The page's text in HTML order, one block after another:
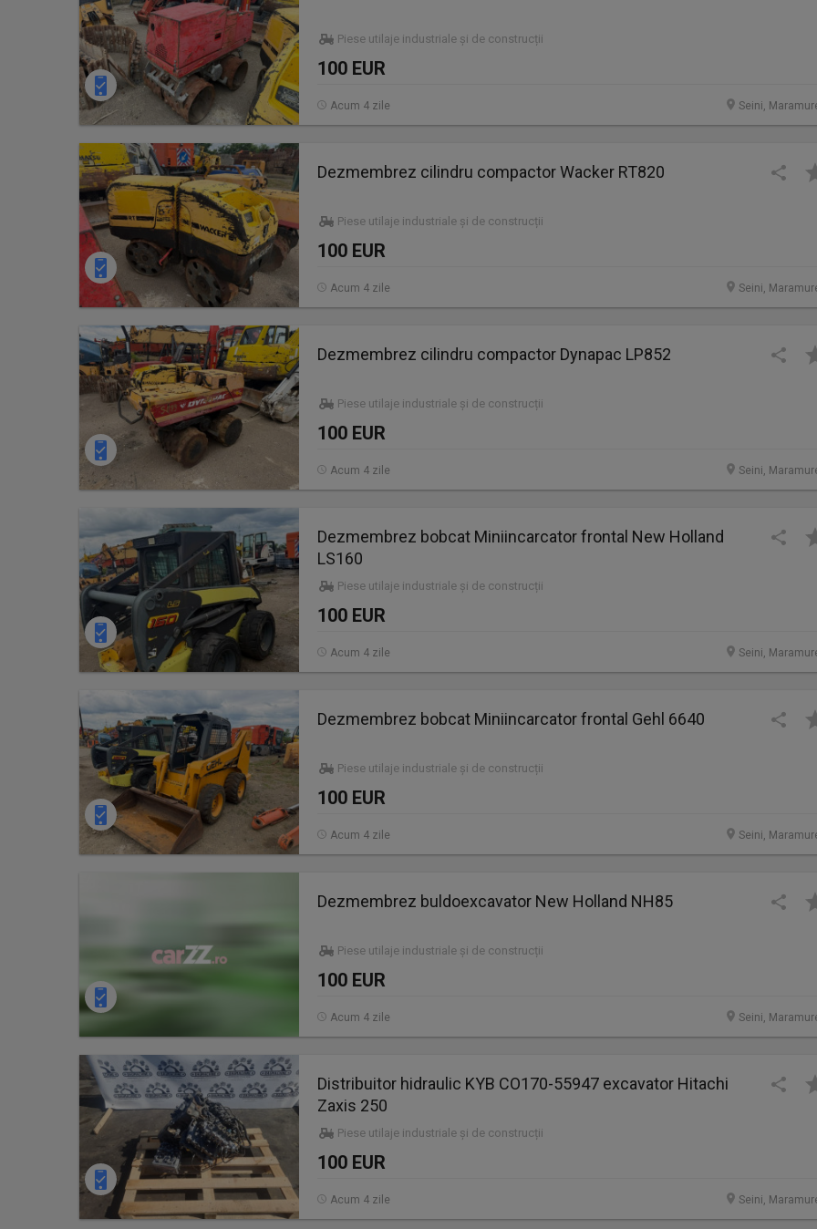
Piese utilaje industriale și de construcții
100 EUR
Seini,
Acum 4 zile
Dezmembrez cilindru compactor Wacker RT820
Piese utilaje industriale și de construcții
100 EUR
Seini,
Acum 4 zile
Dezmembrez cilindru compactor Dynapac LP852
Piese utilaje industriale și de construcții
100 EUR
Seini,
Acum 4 zile
Dezmembrez bobcat Miniincarcator frontal New Holland
LS160
Piese utilaje industriale și de construcții
100 EUR
Seini,
Acum 4 zile
Dezmembrez bobcat Miniincarcator frontal Gehl 6640
Piese utilaje industriale și de construcții
100 EUR
Seini,
Acum 4 zile
Dezmembrez buldoexcavator New Holland NH85
Piese utilaje industriale și de construcții
100 EUR
Seini,
Acum 4 zile
Distribuitor hidraulic KYB CO170-55947 excavator Hitachi
Zaxis 250
Piese utilaje industriale și de construcții
100 EUR
Seini,
Acum 4 zile